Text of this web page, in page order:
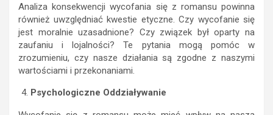
Analiza konsekwencji wycofania się z romansu powinna
również uwzględniać kwestie etyczne. Czy wycofanie się
jest moralnie uzasadnione? Czy związek był oparty na
zaufaniu i lojalności? Te pytania mogą pomóc w
zrozumieniu, czy nasze działania są zgodne z naszymi
wartościami i przekonaniami.
Psychologiczne Oddziaływanie